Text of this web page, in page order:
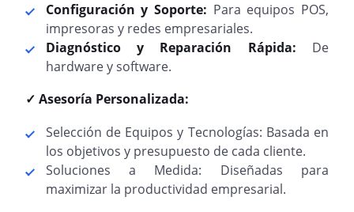
Configuración y Soporte: Para equipos POS,
impresoras y redes empresariales.
Diagnóstico y Reparación Rápida: De
hardware y software.
✓ Asesoría Personalizada:
Selección de Equipos y Tecnologías: Basada en
los objetivos y presupuesto de cada cliente.
Soluciones a Medida: Diseñadas para
maximizar la productividad empresarial.